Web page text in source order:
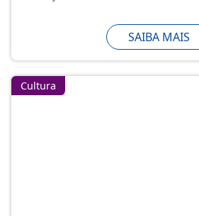
SAIBA MAIS
Cultura